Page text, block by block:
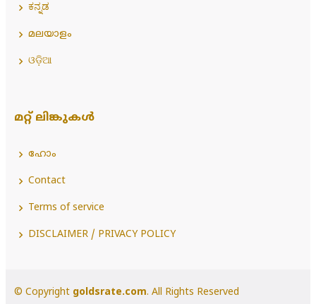
ಕನ್ನಡ
മലയാളം
ଓଡ଼ିଆ
മറ്റ് ലിങ്കുകൾ
ഹോം
Contact
Terms of service
DISCLAIMER / PRIVACY POLICY
© Copyright goldsrate.com. All Rights Reserved